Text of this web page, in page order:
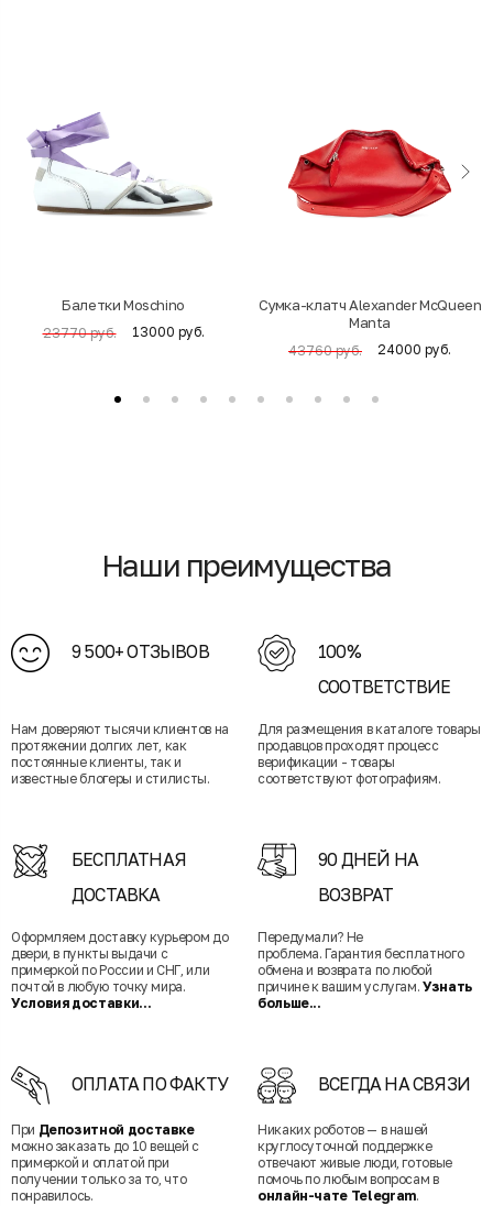
Балетки Moschino
23770 руб. 13000 руб.
Cумка-клатч Alexander McQueen
Manta
43760 руб. 24000 руб.
Наши преимущества
9 500+ ОТЗЫВОВ
Нам доверяют тысячи клиентов на
протяжении долгих лет, как
постоянные клиенты, так и
известные блогеры и стилисты.
100%
СООТВЕТСТВИЕ
Для размещения в каталоге товары
продавцов проходят процесс
верификации - товары
соответствуют фотографиям.
БЕСПЛАТНАЯ
ДОСТАВКА
Оформляем доставку курьером до
двери, в пункты выдачи с
примеркой по России и СНГ, или
почтой в любую точку мира.
Условия доставки...
90 ДНЕЙ НА
ВОЗВРАТ
Передумали? Не
проблема. Гарантия бесплатного
обмена и возврата по любой
причине к вашим услугам. Узнать
больше...
ОПЛАТА ПО ФАКТУ
При Депозитной доставке
можно заказать до 10 вещей с
примеркой и оплатой при
получении только за то, что
понравилось.
ВСЕГДА НА СВЯЗИ
Никаких роботов — в нашей
круглосуточной поддержке
отвечают живые люди, готовые
помочь по любым вопросам в
онлайн-чате Telegram.